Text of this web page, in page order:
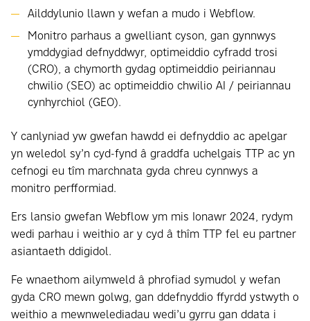
Ailddylunio llawn y wefan a mudo i Webflow.
Monitro parhaus a gwelliant cyson, gan gynnwys
ymddygiad defnyddwyr, optimeiddio cyfradd trosi
(CRO), a chymorth gydag optimeiddio peiriannau
chwilio (SEO) ac optimeiddio chwilio AI / peiriannau
cynhyrchiol (GEO).
Y canlyniad yw gwefan hawdd ei defnyddio ac apelgar
yn weledol sy’n cyd-fynd â graddfa uchelgais TTP ac yn
cefnogi eu tîm marchnata gyda chreu cynnwys a
monitro perfformiad.
Ers lansio gwefan Webflow ym mis Ionawr 2024, rydym
wedi parhau i weithio ar y cyd â thîm TTP fel eu partner
asiantaeth ddigidol.
Fe wnaethom ailymweld â phrofiad symudol y wefan
gyda CRO mewn golwg, gan ddefnyddio ffyrdd ystwyth o
weithio a mewnwelediadau wedi’u gyrru gan ddata i